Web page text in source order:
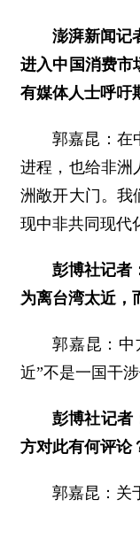
澎湃新闻记
进入中国消费市
有媒体人士呼吁
郭嘉昆：在
进程，也给非洲
洲敞开大门。我
现中非共同现代
彭博社记者
为离台湾太近，
郭嘉昆：中
近”不是一国干
彭博社记者
方对此有何评论
郭嘉昆：关